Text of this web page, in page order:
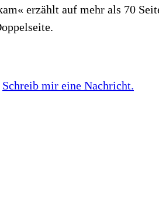
erzählt auf mehr als 70
Schreib mir eine Nachricht.